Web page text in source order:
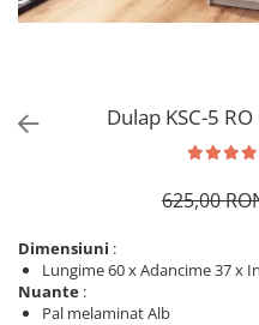
Dulap KSC-5
625,00
Dimensiuni :
Lungime 60 x Adancime 37 x
Nuante :
Pal melaminat Alb